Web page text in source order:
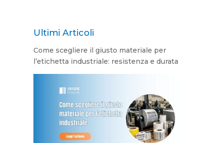
Ultimi Articoli
Come scegliere il giusto materiale per
l’etichetta industriale: resistenza e durata